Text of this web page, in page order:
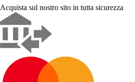
Acquista sul nostro sito in tutta sicurezza